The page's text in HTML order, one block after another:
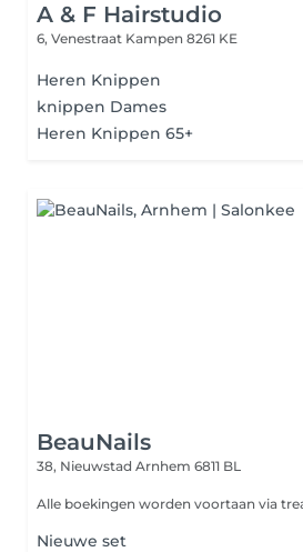
A & F Hairstudio
6, Venestraat Kampen 8261 KE
Heren Knippen
knippen Dames
Heren Knippen 65+
BeauNails
38, Nieuwstad Arnhem 6811 BL
Alle boekingen worden voortaan via
Nieuwe set